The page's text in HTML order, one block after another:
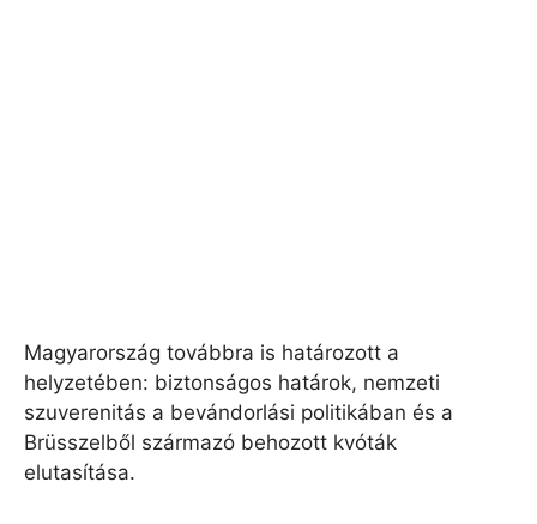
Magyarország továbbra is határozott a
helyzetében: biztonságos határok, nemzeti
szuverenitás a bevándorlási politikában és a
Brüsszelből származó behozott kvóták
elutasítása.